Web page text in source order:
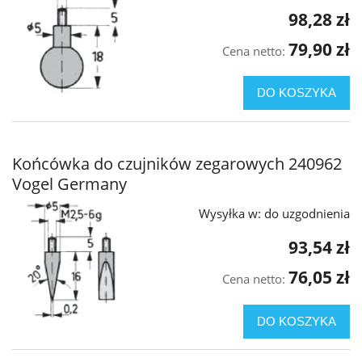
98,28 zł
Cena netto: 79,90 zł
DO KOSZYKA
Końcówka do czujników zegarowych 240962
Vogel Germany
Wysyłka w: do uzgodnienia
93,54 zł
Cena netto: 76,05 zł
DO KOSZYKA